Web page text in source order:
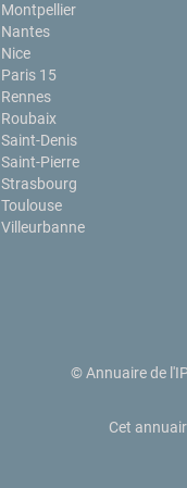
Montpellier
Nantes
Nice
Paris 15
Rennes
Roubaix
Saint-Denis
Saint-Pierre
Strasbourg
Toulouse
Villeurbanne
© Annuaire de
Cet